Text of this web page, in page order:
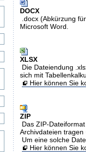
DOCX
.docx (Abkürzung
Microsoft Word.
XLSX
Die Dateiendung
sich mit
Hier können Sie
ZIP
Das ZIP-
Archivdateien
Um eine solche
Hier können Sie